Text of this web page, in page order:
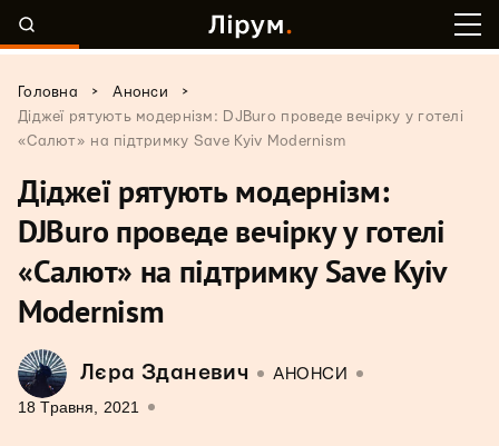
Головна > Анонси
>
Діджеї рятують модернізм: DJBuro проведе вечірку у готелі
«Салют» на підтримку Save Kyiv Modernism
Діджеї рятують модернізм:
DJBuro проведе вечірку у готелі
«Салют» на підтримку Save Kyiv
Modernism
Лєра Зданевич АНОНСИ
18 Травня, 2021